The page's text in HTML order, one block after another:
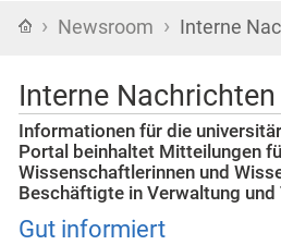
Startseite
› Newsroom › Interne
Interne Nachrichten
Informationen für die
Portal beinhaltet Mitteilungen
Wissenschaftlerinnen und
Beschäftigte in Verwaltung und
Gut informiert